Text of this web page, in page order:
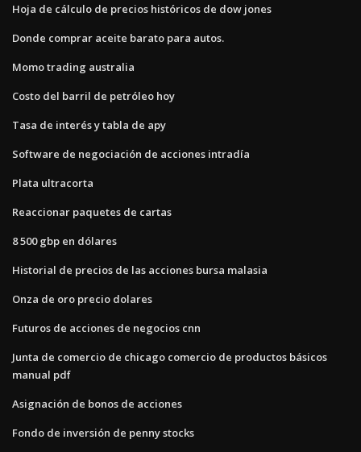
Hoja de cálculo de precios históricos de dow jones
Donde comprar aceite barato para autos.
Momo trading australia
Costo del barril de petróleo hoy
Tasa de interés y tabla de apy
Software de negociación de acciones intradía
Plata ultracorta
Reaccionar paquetes de cartas
8 500 gbp en dólares
Historial de precios de las acciones bursa malasia
Onza de oro precio dolares
Futuros de acciones de negocios cnn
Junta de comercio de chicago comercio de productos básicos
manual pdf
Asignación de bonos de acciones
Fondo de inversión de penny stocks